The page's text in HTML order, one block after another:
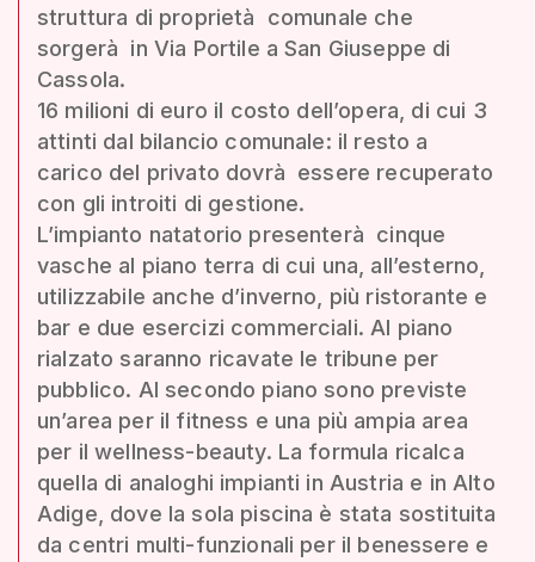
struttura di proprietà comunale che
sorgerà in Via Portile a San Giuseppe di
Cassola.
16 milioni di euro il costo dell’opera, di cui 3
attinti dal bilancio comunale: il resto a
carico del privato dovrà essere recuperato
con gli introiti di gestione.
L’impianto natatorio presenterà cinque
vasche al piano terra di cui una, all’esterno,
utilizzabile anche d’inverno, più ristorante e
bar e due esercizi commerciali. Al piano
rialzato saranno ricavate le tribune per
pubblico. Al secondo piano sono previste
un’area per il fitness e una più ampia area
per il wellness-beauty. La formula ricalca
quella di analoghi impianti in Austria e in Alto
Adige, dove la sola piscina è stata sostituita
da centri multi-funzionali per il benessere e